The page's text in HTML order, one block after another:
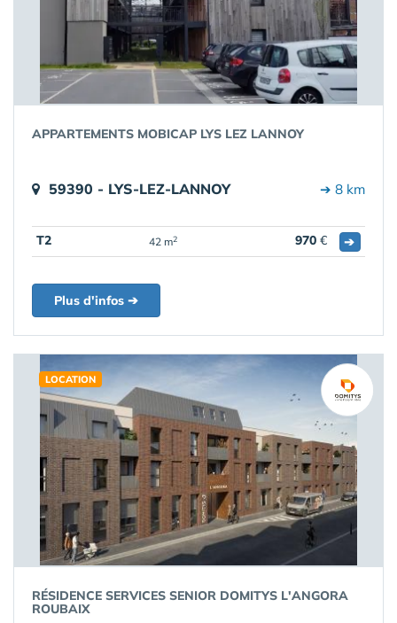
APPARTEMENTS MOBICAP LYS LEZ LANNOY
59390 - LYS-LEZ-LANNOY ➔ 8 km
T2 42 m2 970 € ➔
Plus d'infos ➔
LOCATION
RÉSIDENCE SERVICES SENIOR DOMITYS L'ANGORA
ROUBAIX